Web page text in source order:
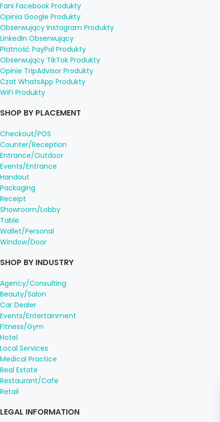
Fani Facebook Produkty
Opinia Google Produkty
Obserwujący Instagram Produkty
LinkedIn Obserwujący
Płatność PayPal Produkty
Obserwujący TikTok Produkty
Opinie TripAdvisor Produkty
Czat WhatsApp Produkty
WiFi Produkty
SHOP BY PLACEMENT
Checkout/POS
Counter/Reception
Entrance/Outdoor
Events/Entrance
Handout
Packaging
Receipt
Showroom/Lobby
Table
Wallet/Personal
Window/Door
SHOP BY INDUSTRY
Agency/Consulting
Beauty/Salon
Car Dealer
Events/Entertainment
Fitness/Gym
Hotel
Local Services
Medical Practice
Real Estate
Restaurant/Cafe
Retail
LEGAL INFORMATION